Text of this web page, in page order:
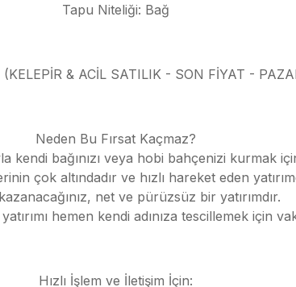
Tapu Niteliği: Bağ
& ACİL SATILIK - SON FİYAT -
Neden Bu Fırsat Kaçmaz?
kendi bağınızı veya hobi bahçenizi kurmak
çok altındadır ve hızlı hareket eden
net ve pürüzsüz bir yatırımdır.
hemen kendi adınıza tescillemek için
Hızlı İşlem ve İletişim İçin: